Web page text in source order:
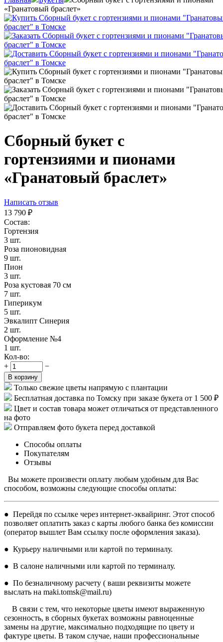
«Гранатовый браслет»
Сборный букет с
гортензиями и пионами
«Гранатовый браслет»
Написать отзыв
13 790 ₽
Состав:
Гортензия
3 шт.
Роза пионовидная
9 шт.
Пион
3 шт.
Роза кустовая 70 см
7 шт.
Гиперикум
5 шт.
Эвкалипт Синерия
2 шт.
Оформление №4
1 шт.
Кол-во:
+
−
В корзину
Только свежие цветы напрямую с плантации
Бесплатная доставка по Томску при заказе букета от 1 500 ₽
Цвет и состав товара может отличаться от представленного
на фото
Отправляем фото букета перед доставкой
Способы оплаты
Покупателям
Отзывы
Вы можете произвести оплату любым удобным для Вас
способом, возможны следующие способы оплаты:
● Перейдя по ссылке через интернет-эквайринг. Этот способ
позволяет оплатить заказ с карты любого банка без комиссии
(оператор вышлет Вам ссылку после оформления заказа).
● Курьеру наличными или картой по терминалу.
● В салоне наличными или картой по терминалу.
● По безналичному расчету ( ваши реквизиты можете
выслать на maki.tomsk@mail.ru)
В связи с тем, что некоторые цветы имеют выраженную
сезонность, в сборных букетах возможны равноценные
замены на другие, максимально подходящие по цвету и
фактуре цветы. В таком случае, наши профессиональные